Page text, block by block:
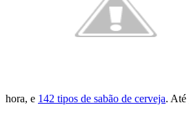
hora, e 142 tipos de sabão de cerveja. Até